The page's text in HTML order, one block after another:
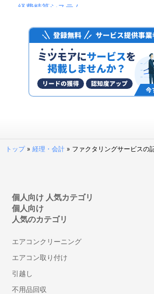
経費精算システム
電子帳簿保存システム
ファクタリングサービス
予算管理システム
決済代行サービス
固定資産管理システム
法人カード
経営管理システム
不動産向け電子契約システム
補助金申請サポート・代行
人事・労務
勤怠管理システム
トップ»経理・会計 » ファクタリングサービスの
個人向け 人気カテゴリ
個人向け
人気のカテゴリ
エアコンクリーニング
エアコン取り付け
引越し
不用品回収